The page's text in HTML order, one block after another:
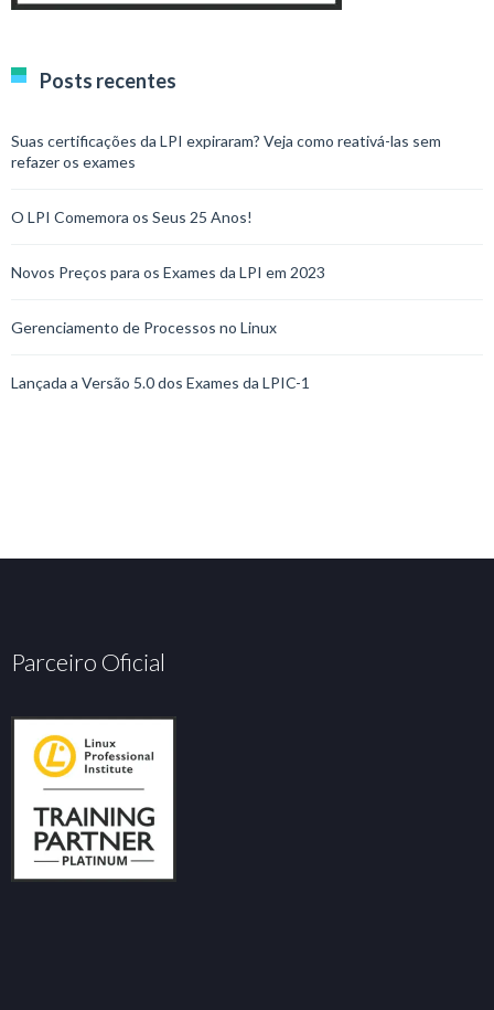
Posts recentes
Suas certificações da LPI expiraram? Veja como reativá-las sem
refazer os exames
O LPI Comemora os Seus 25 Anos!
Novos Preços para os Exames da LPI em 2023
Gerenciamento de Processos no Linux
Lançada a Versão 5.0 dos Exames da LPIC-1
Parceiro Oficial